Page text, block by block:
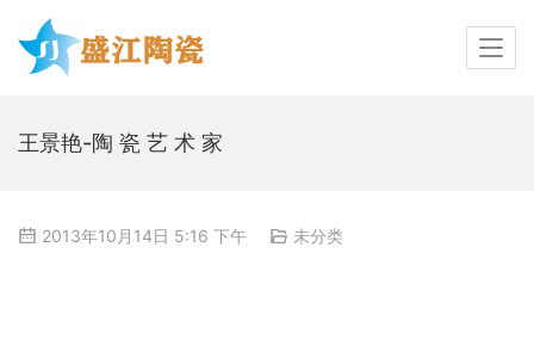
王景艳-陶 瓷 艺 术 家
2013年10月14日 5:16 下午 未分类